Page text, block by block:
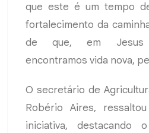
que este é um tempo
fortalecimento da
de que, em Jesus
encontramos vida nova,
O secretário de
Robério Aires,
iniciativa, destacando